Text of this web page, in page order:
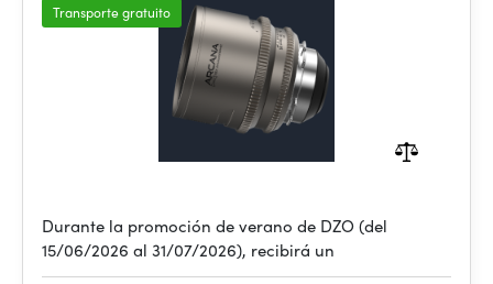
Transporte gratuito
Durante la promoción de verano de DZO (del
15/06/2026 al 31/07/2026), recibirá un